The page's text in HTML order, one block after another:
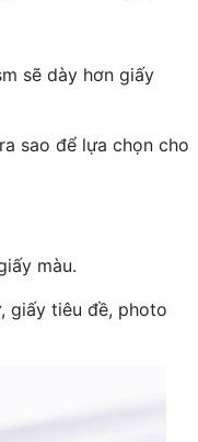
sẽ dày hơn giấy
sao để lựa chọn cho
màu.
giấy tiêu đề, photo